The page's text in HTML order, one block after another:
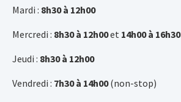
Mardi : 8h30 à 12h00
Mercredi : 8h30 à 12h00et 14h00 à 16h30
Jeudi : 8h30 à 12h00
Vendredi : 7h30 à 14h00(non-stop)